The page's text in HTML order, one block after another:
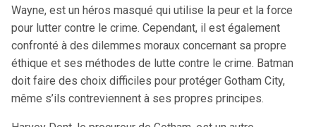
Wayne, est un héros masqué qui utilise la peur et la force
pour lutter contre le crime. Cependant, il est également
confronté à des dilemmes moraux concernant sa propre
éthique et ses méthodes de lutte contre le crime. Batman
doit faire des choix difficiles pour protéger Gotham City,
même s’ils contreviennent à ses propres principes.